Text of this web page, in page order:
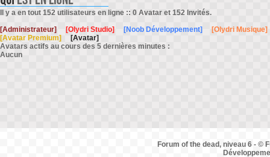
Il y a en tout 152 utilisateurs en ligne :: 0 Avatar et 152 Invités.
[Administrateur]
[Olydri Studio] [Noob Développement]
[Olydri Musique]
[Avatar Premium]
[Avatar]
Avatars actifs au cours des 5 dernières minutes :
Aucun
Forum of the dead, niveau 6 - ©